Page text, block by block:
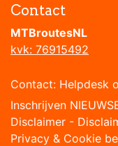
Contact
MTBroutesNL
kvk: 76915492
Contact: Helpdesk
Inschrijven
Disclaimer -
Privacy & Cookie